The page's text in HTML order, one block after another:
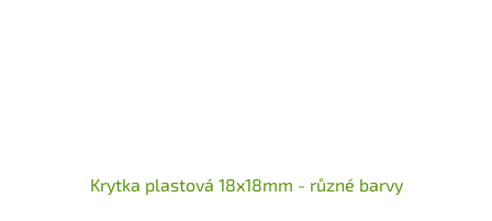
Krytka plastová 18x18mm - různé barvy